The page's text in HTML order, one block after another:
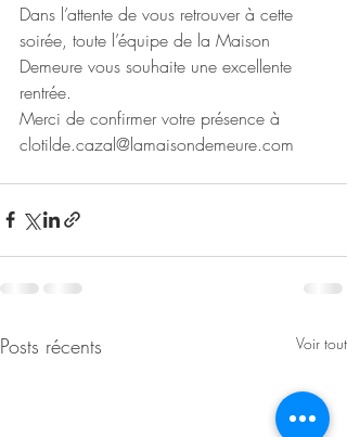
Dans l’attente de vous retrouver à cette
soirée, toute l’équipe de la Maison
Demeure vous souhaite une excellente
rentrée.
Merci de confirmer votre présence à
clotilde.cazal@lamaisondemeure.com
Posts récents Voir tout